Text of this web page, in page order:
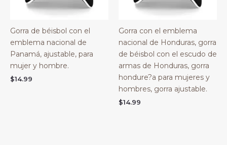
Gorra de béisbol con el
emblema nacional de
Panamá, ajustable, para
mujer y hombre.
$14.99
Gorra con el emblema
nacional de Honduras, gorra
de béisbol con el escudo de
armas de Honduras, gorra
hondure?a para mujeres y
hombres, gorra ajustable.
$14.99